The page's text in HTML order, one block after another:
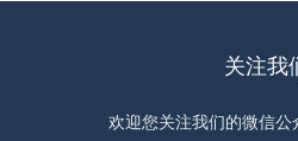
关注我
欢迎您关注我们的微信公